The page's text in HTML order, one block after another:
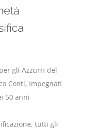
gli Azzurri del
Conti, impegnati
50 anni
tutti gli